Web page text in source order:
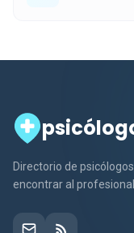
Directorio de
encontrar al